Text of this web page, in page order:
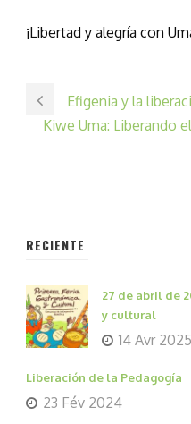
¡Libertad y alegría con
Efigenia y la
Kiwe Uma: Liberando
RECIENTE
27 de abril de
y cultural
14 Avr 2025
Liberación de la Pedagogía
23 Fév 2024